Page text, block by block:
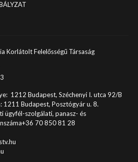
Korlátolt Felelősségű Társaság
1212 Budapest, Széchenyi I. utca 92/B
1211 Budapest, Posztógyár u. 8.
ügyfél-szolgálati, panasz- és
70 850 81 28